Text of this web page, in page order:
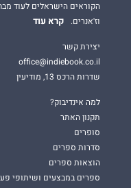
הקוראים הישראלים לעוד
וז'אנרים.
קרא עוד
יצירת קשר
office@indiebook.co.il
שדרות הרכס 13, מודיעין
למה אינדיבוק?
תקנון האתר
סופרים
סדרות ספרים
הוצאות ספרים
ספרים במבצעים ושיתופי